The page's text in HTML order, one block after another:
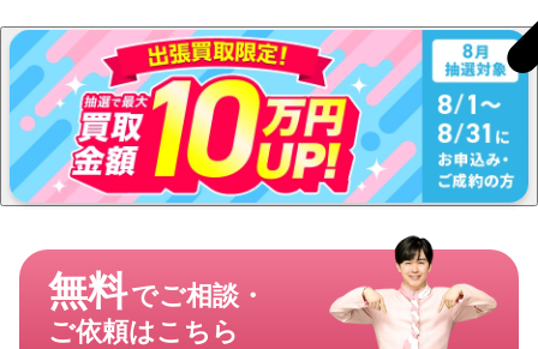
無料でご相談・
ご依頼はこちら